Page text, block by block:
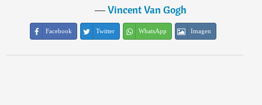
―Vincent Van Gogh
Facebook Twitter WhatsApp Imagen